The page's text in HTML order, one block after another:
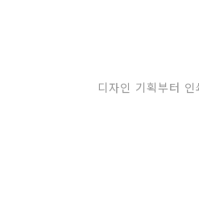
디자인 기획부터